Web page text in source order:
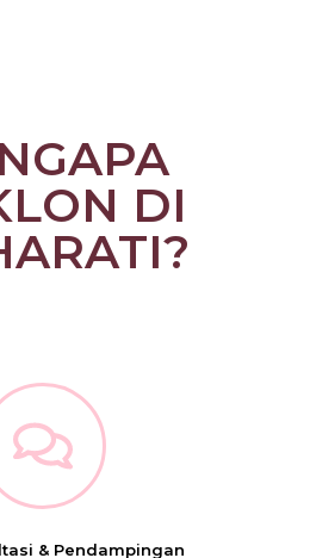
DI
& Pendampingan